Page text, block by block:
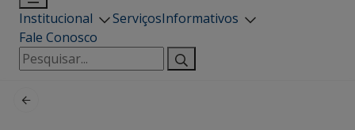
Institucional ServiçosInformativos
Fale Conosco
Pesquisar
por: